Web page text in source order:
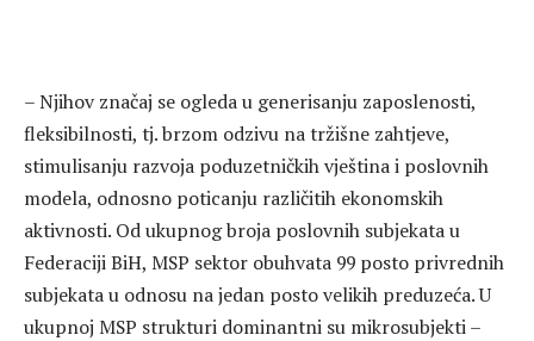
– Njihov značaj se ogleda u generisanju zaposlenosti,
fleksibilnosti, tj. brzom odzivu na tržišne zahtjeve,
stimulisanju razvoja poduzetničkih vještina i poslovnih
modela, odnosno poticanju različitih ekonomskih
aktivnosti. Od ukupnog broja poslovnih subjekata u
Federaciji BiH, MSP sektor obuhvata 99 posto privrednih
subjekata u odnosu na jedan posto velikih preduzeća. U
ukupnoj MSP strukturi dominantni su mikrosubjekti –